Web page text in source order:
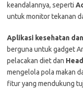
keandalannya, seperti
untuk monitor tekanan
Aplikasi kesehatan
berguna untuk gadget
pelacakan diet dan
mengelola pola makan
fitur yang mendukung